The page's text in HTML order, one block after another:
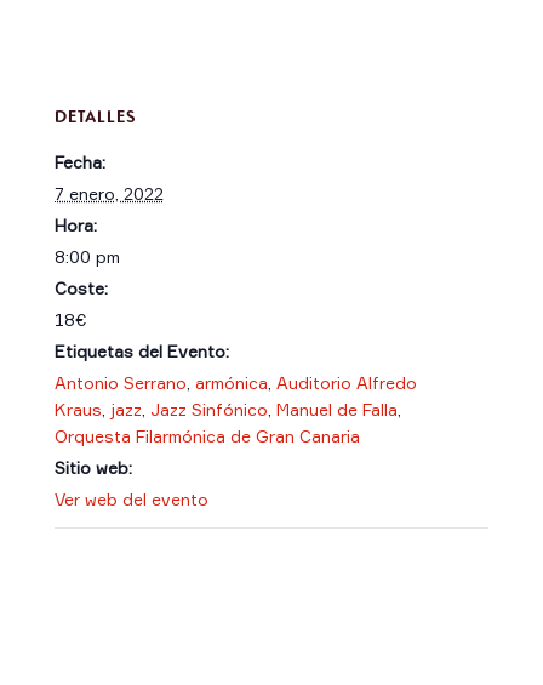
DETALLES
Fecha:
7 enero, 2022
Hora:
8:00 pm
Coste:
18€
Etiquetas del Evento:
Antonio Serrano armónica Auditorio Alfredo
Kraus jazz Jazz Sinfónico Manuel de Falla
Orquesta Filarmónica de Gran Canaria
Sitio web:
Ver web del evento